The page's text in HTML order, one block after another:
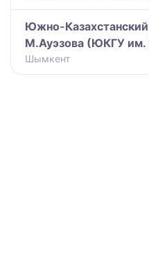
Южно-
М.Ауэзова (ЮКГУ им.
Шымкент